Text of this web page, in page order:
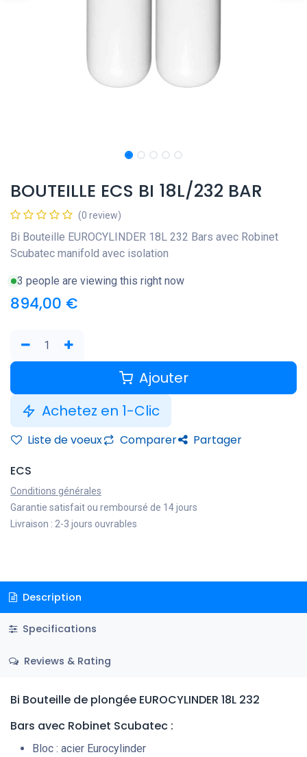
BOUTEILLE ECS BI 18L/232 BAR
(0 review)
Bi Bouteille EUROCYLINDER 18L 232 Bars avec Robinet
Scubatec manifold avec isolation
3 people are viewing this right now
894,00 €
Ajouter
Achetez en 1-Clic
Liste de voeux Comparer
Partager
ECS
Conditions générales
Garantie satisfait ou remboursé de 14 jours
Livraison : 2-3 jours ouvrables
Description
Specifications
Reviews & Rating
Bi Bouteille de plongée EUROCYLINDER 18L 232
Bars avec Robinet Scubatec :
Bloc : acier Eurocylinder